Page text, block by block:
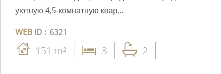
уютную 4,5-комнатную квар...
WEB ID : 6321
151 m² 3 2